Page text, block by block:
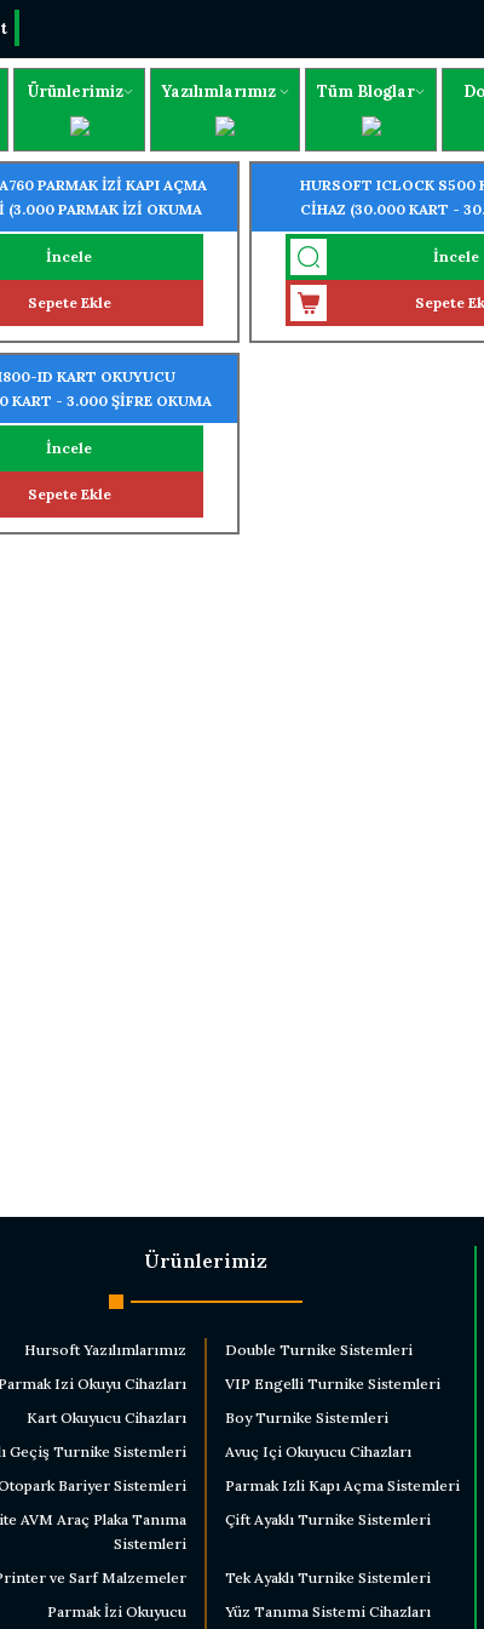
Ürünlerimiz Yazılımlarımız Tüm Bloglar
PARMAK İZİ KAPI AÇMA
(3.000 PARMAK İZİ OKUMA
İncele
Sepete Ekle
HURSOFT ICLOCK S500
CİHAZ (30.000 KART -
OKUMA ÖZELLİĞİ)
İncele
Sepete
ID KART OKUYUCU
KART - 3.000 ŞİFRE OKUMA
İncele
Sepete Ekle
Ürünlerimiz
Hursoft Yazılımlarımız
Double Turnike Sistemleri
Parmak Izi Okuyu Cihazları
VIP Engelli Turnike Sistemleri
Kart Okuyucu Cihazları
Boy Turnike Sistemleri
Geçiş Turnike Sistemleri
Avuç Içi Okuyucu Cihazları
Bariyer Sistemleri
Parmak Izli Kapı Açma Sistemleri
AVM Araç Plaka Tanıma
Sistemleri
Çift Ayaklı Turnike Sistemleri
ve Sarf Malzemeler
Tek Ayaklı Turnike Sistemleri
Parmak İzi Okuyucu
Yüz Tanıma Sistemi Cihazları